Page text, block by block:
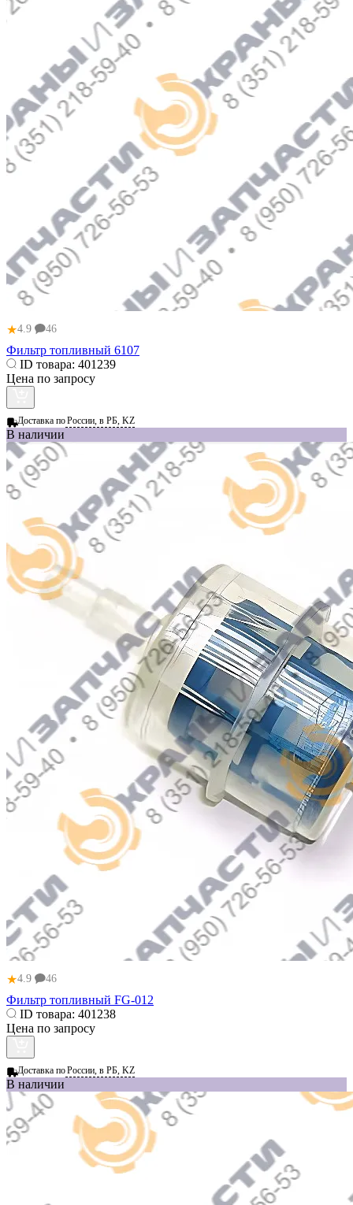
★4.9 46
Фильтр топливный 6107
ID товара: 401239
Цена по запросу
Доставка поРоссии, в РБ, KZ
В наличии
★4.9 46
Фильтр топливный FG-012
ID товара: 401238
Цена по запросу
Доставка поРоссии, в РБ, KZ
В наличии